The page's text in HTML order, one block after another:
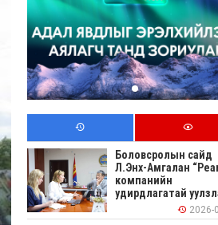
Боловсролын сайд
Л.Энх-Амгалан
компанийн
удирдлагатай
2026-